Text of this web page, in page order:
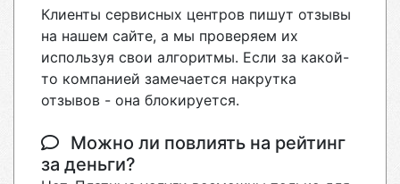
Клиенты сервисных центров пишут отзывы
на нашем сайте, а мы проверяем их
используя свои алгоритмы. Если за какой-
то компанией замечается накрутка
отзывов - она блокируется.
Можно ли повлиять на рейтинг
за деньги?